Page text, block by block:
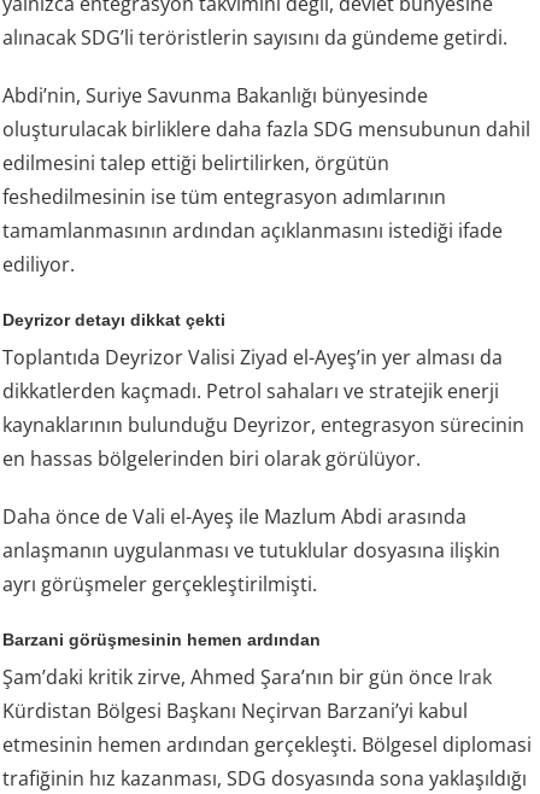
alınacak SDG’li teröristlerin sayısını da gündeme getirdi.
Abdi’nin, Suriye Savunma Bakanlığı bünyesinde
oluşturulacak birliklere daha fazla SDG mensubunun dahil
edilmesini talep ettiği belirtilirken, örgütün
feshedilmesinin ise tüm entegrasyon adımlarının
tamamlanmasının ardından açıklanmasını istediği ifade
ediliyor.
Deyrizor detayı dikkat çekti
Toplantıda Deyrizor Valisi Ziyad el-Ayeş’in yer alması da
dikkatlerden kaçmadı. Petrol sahaları ve stratejik enerji
kaynaklarının bulunduğu Deyrizor, entegrasyon sürecinin
en hassas bölgelerinden biri olarak görülüyor.
Daha önce de Vali el-Ayeş ile Mazlum Abdi arasında
anlaşmanın uygulanması ve tutuklular dosyasına ilişkin
ayrı görüşmeler gerçekleştirilmişti.
Barzani görüşmesinin hemen ardından
Şam’daki kritik zirve, Ahmed Şara’nın bir gün önce Irak
Kürdistan Bölgesi Başkanı Neçirvan Barzani’yi kabul
etmesinin hemen ardından gerçekleşti. Bölgesel diplomasi
trafiğinin hız kazanması, SDG dosyasında sona yaklaşıldığı